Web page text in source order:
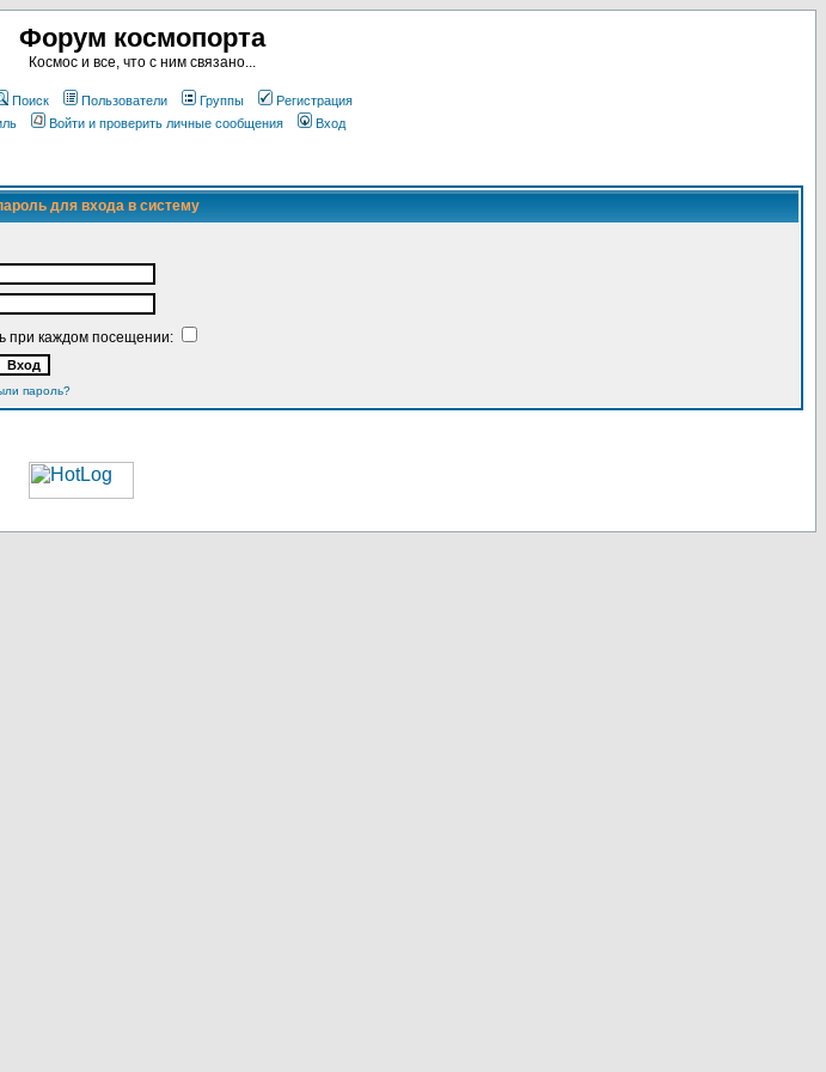
Форум космопорта
Космос и все, что с ним связано...
Поиск Пользователи Группы
Регистрация
Войти и проверить личные сообщения Вход
для входа в систему
при каждом посещении:
пароль?